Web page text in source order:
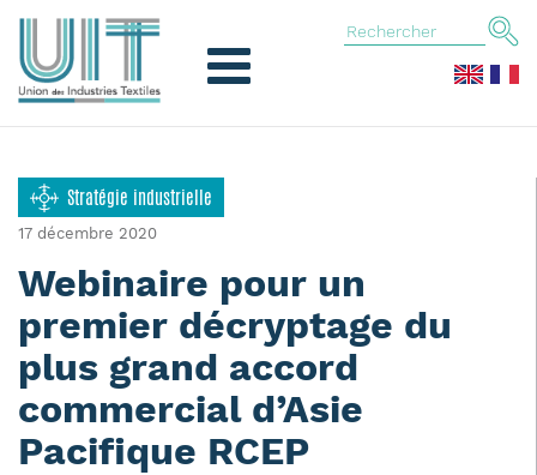
Stratégie industrielle
17 décembre 2020
Webinaire pour un
premier décryptage du
plus grand accord
commercial d’Asie
Pacifique RCEP